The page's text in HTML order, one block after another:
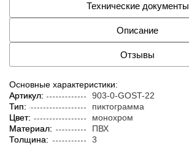
Технические документы
Описание
Отзывы
Основные характеристики:
Артикул:
903-0-GOST-22
Тип:
пиктограмма
Цвет:
монохром
Материал:
ПВХ
Толщина:
3